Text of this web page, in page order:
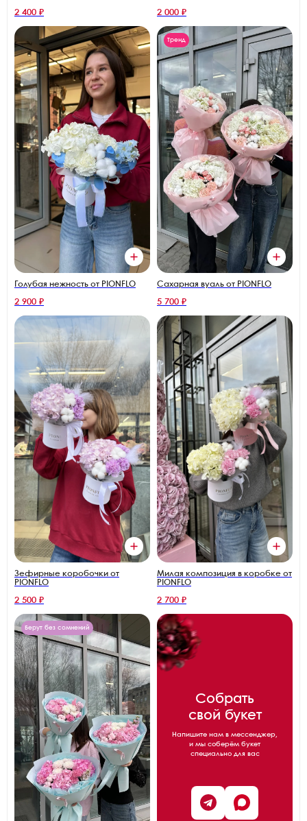
2 400 ₽ 2 000 ₽
Голубая нежность от PIONFLO
2 900 ₽
Тренд
Сахарная вуаль от PIONFLO
5 700 ₽
Зефирные коробочки от
PIONFLO
2 500 ₽
Милая композиция в коробке от
PIONFLO
2 700 ₽
Берут без сомнений
Собрать
свой букет
Напишите нам в мессенджер,
и мы соберём букет
специально для вас